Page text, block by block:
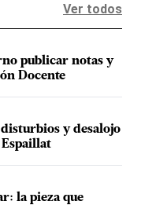
Ver todos
publicar notas y
Docente
y desalojo
la pieza que